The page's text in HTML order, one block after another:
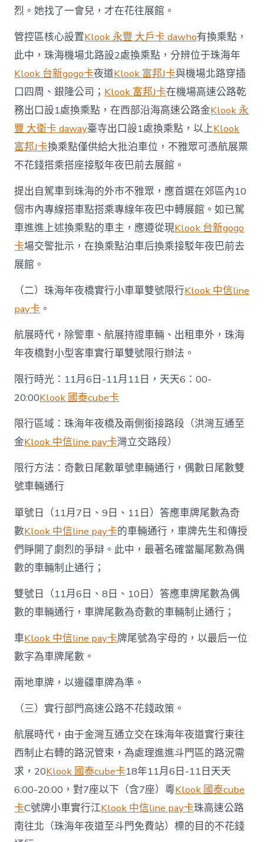
管
控”
辦
法，
自
駕
需
進
行
接
駁〉
烈。她找了一會兒，才在花往展館。
管控區核心設置Klook 永豐 大戶卡 dawho有換乘點，
此中，珠海機場北路設2處換乘點，分辨位于珠海年
Klook 台新gogo卡夜道Klook 富邦J卡與機場北路穿插
口四周、銀隆公司； Klook 富邦J卡在機場高速公路乾
務出口設1處換乘點，在西部沿海高速公路金Klook 永
豐 大衛卡 daway臺寺出口設1處換乘點，以上Klook
富邦J卡換乘點僅供給大批泊車位，不雅眾可憑航展票
不花錢搭乘搭座接駁年夜巴前去展館。
提出自駕車到珠海的外市不雅眾，應首選在郊區內10
個市內專線搭車點搭乘專線年夜巴中轉展館。如已駕
車進進上述換乘點的車主，應遵從現Klook 台新gogo
卡場交警批示，在換乘點泊車后換乘接駁年夜巴前去
展館。
（二）珠海年夜橋實行小車單雙號限行Klook 中信line
pay卡 。
航展時代，除警車、航展持證車輛、出租車外，珠海
年夜橋對小型客車實行單雙號限行辦法。
限行時光：11月6日-11月11日，天天6：00-
20:00Klook 國泰cube卡
限行區域：珠海年夜橋及兩側銜接路段（洪灣互通至
金Klook 中信line pay卡灣立交路段）
限行方法：奇數日尾數單號車輛通行，偶數日尾數雙
號車輛通行
單號日（11月7日、9日、11日）答應車牌尾數為奇
數Klook 中信line pay卡的車輛通行，車牌先生和傳授
們睜開了劇烈的爭辯。此中，最著名確當屬尾數為偶
數的車輛制止通行；
雙號日（11月6日、8日、10日）答應車牌尾數為偶
數的車輛通行，車牌尾數為奇數的車輛制止通行；
車Klook 中信line pay卡牌尾號為字母的，以最后一位
數字為車牌尾數。
兩地車牌，以邊疆車牌為準。
（三）實行部門高速公路不花錢政策。
航展時代，由于金灣互通立交在珠海年夜道實行東往
西制止右轉的路況管束，為處理進進斗門區的路況需
求，20Klook 國泰cube卡18年11月6日-11日天天
6:00-20:00，對7座以下（含7座）粵Klook 國泰cube
卡C號牌小車實行江Klook 中信line pay卡珠高速公路
南往北（珠海年夜道至斗門免費站）標的目的不花錢